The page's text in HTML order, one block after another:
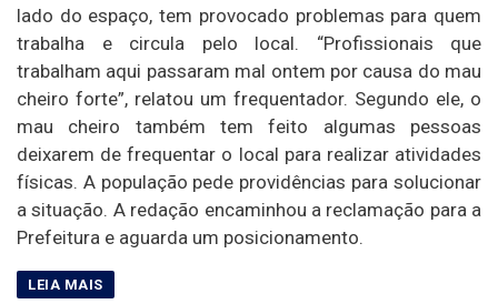
lado do espaço, tem provocado problemas para quem
trabalha e circula pelo local. “Profissionais que
trabalham aqui passaram mal ontem por causa do mau
cheiro forte”, relatou um frequentador. Segundo ele, o
mau cheiro também tem feito algumas pessoas
deixarem de frequentar o local para realizar atividades
físicas. A população pede providências para solucionar
a situação. A redação encaminhou a reclamação para a
Prefeitura e aguarda um posicionamento.